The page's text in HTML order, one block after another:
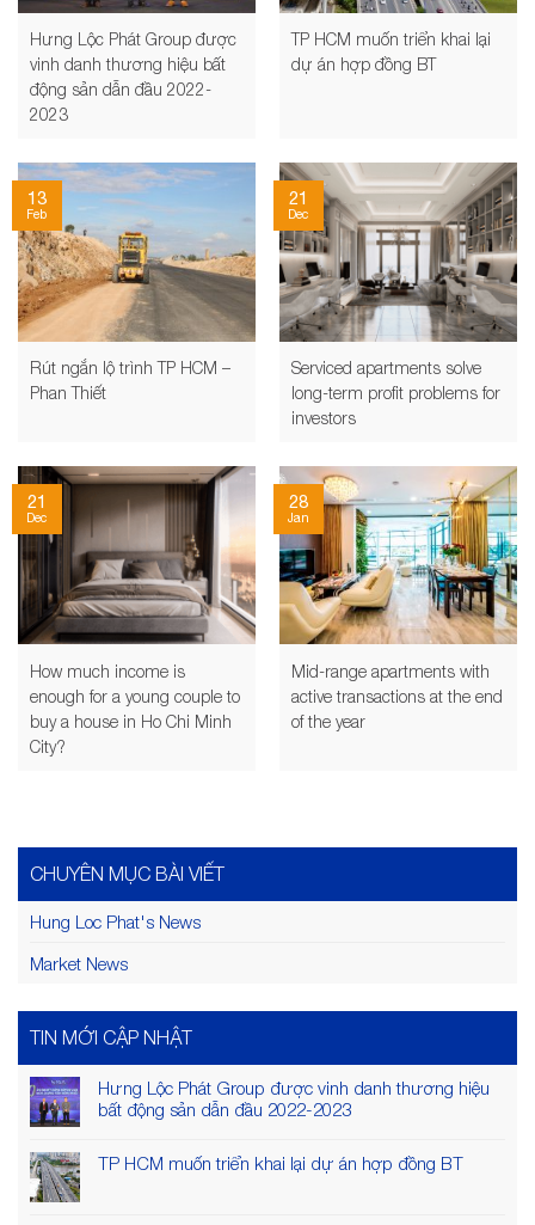
Hưng Lộc Phát Group được
vinh danh thương hiệu bất
động sản dẫn đầu 2022-
2023
TP HCM muốn triển khai lại
dự án hợp đồng BT
Rút ngắn lộ trình TP HCM –
Phan Thiết
13
Feb
Serviced apartments solve
long-term profit problems for
investors
21
Dec
How much income is
enough for a young couple to
buy a house in Ho Chi Minh
City?
21
Dec
Mid-range apartments with
active transactions at the end
of the year
28
Jan
CHUYÊN MỤC BÀI VIẾT
Hung Loc Phat's News
Market News
TIN MỚI CẬP NHẬT
Hưng Lộc Phát Group được vinh danh thương hiệu
bất động sản dẫn đầu 2022-2023
TP HCM muốn triển khai lại dự án hợp đồng BT